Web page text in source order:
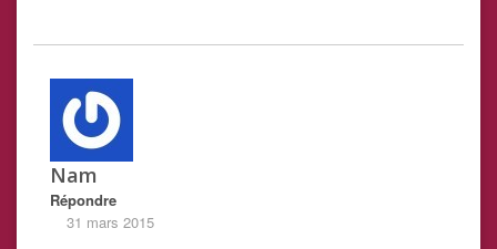
Nam
Répondre
31 mars 2015